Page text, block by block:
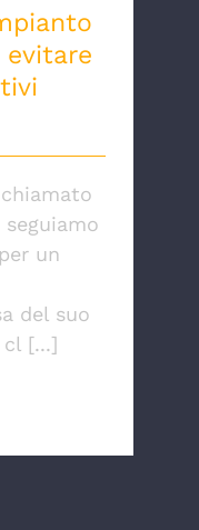
un
del suo
[...]